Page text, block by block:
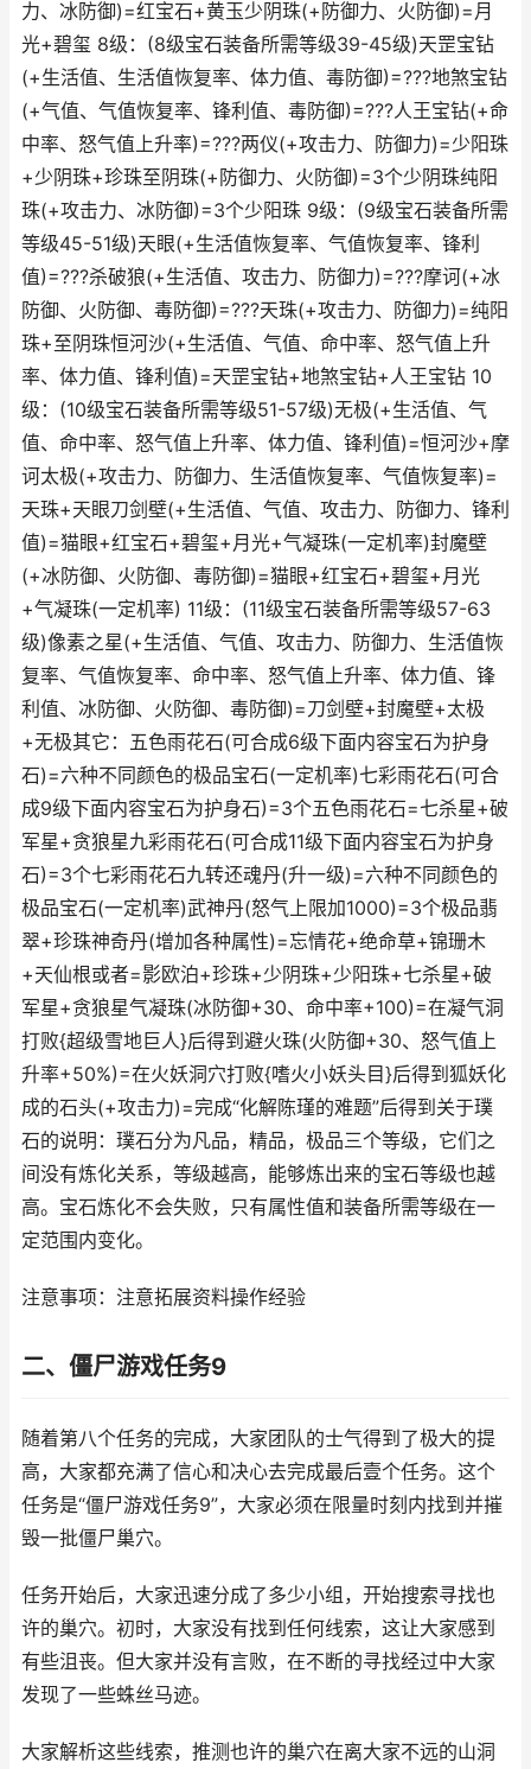
力、冰防御)=红宝石+黄玉少阴珠(+防御力、火防御)=月
光+碧玺 8级：(8级宝石装备所需等级39-45级)天罡宝钻
(+生活值、生活值恢复率、体力值、毒防御)=???地煞宝钻
(+气值、气值恢复率、锋利值、毒防御)=???人王宝钻(+命
中率、怒气值上升率)=???两仪(+攻击力、防御力)=少阳珠
+少阴珠+珍珠至阴珠(+防御力、火防御)=3个少阴珠纯阳
珠(+攻击力、冰防御)=3个少阳珠 9级：(9级宝石装备所需
等级45-51级)天眼(+生活值恢复率、气值恢复率、锋利
值)=???杀破狼(+生活值、攻击力、防御力)=???摩诃(+冰
防御、火防御、毒防御)=???天珠(+攻击力、防御力)=纯阳
珠+至阴珠恒河沙(+生活值、气值、命中率、怒气值上升
率、体力值、锋利值)=天罡宝钻+地煞宝钻+人王宝钻 10
级：(10级宝石装备所需等级51-57级)无极(+生活值、气
值、命中率、怒气值上升率、体力值、锋利值)=恒河沙+摩
诃太极(+攻击力、防御力、生活值恢复率、气值恢复率)=
天珠+天眼刀剑壁(+生活值、气值、攻击力、防御力、锋利
值)=猫眼+红宝石+碧玺+月光+气凝珠(一定机率)封魔壁
(+冰防御、火防御、毒防御)=猫眼+红宝石+碧玺+月光
+气凝珠(一定机率) 11级：(11级宝石装备所需等级57-63
级)像素之星(+生活值、气值、攻击力、防御力、生活值恢
复率、气值恢复率、命中率、怒气值上升率、体力值、锋
利值、冰防御、火防御、毒防御)=刀剑壁+封魔壁+太极
+无极其它：五色雨花石(可合成6级下面内容宝石为护身
石)=六种不同颜色的极品宝石(一定机率)七彩雨花石(可合
成9级下面内容宝石为护身石)=3个五色雨花石=七杀星+破
军星+贪狼星九彩雨花石(可合成11级下面内容宝石为护身
石)=3个七彩雨花石九转还魂丹(升一级)=六种不同颜色的
极品宝石(一定机率)武神丹(怒气上限加1000)=3个极品翡
翠+珍珠神奇丹(增加各种属性)=忘情花+绝命草+锦珊木
+天仙根或者=影欧泊+珍珠+少阴珠+少阳珠+七杀星+破
军星+贪狼星气凝珠(冰防御+30、命中率+100)=在凝气洞
打败{超级雪地巨人}后得到避火珠(火防御+30、怒气值上
升率+50%)=在火妖洞穴打败{嗜火小妖头目}后得到狐妖化
成的石头(+攻击力)=完成“化解陈瑾的难题”后得到关于璞
石的说明：璞石分为凡品，精品，极品三个等级，它们之
间没有炼化关系，等级越高，能够炼出来的宝石等级也越
高。宝石炼化不会失败，只有属性值和装备所需等级在一
定范围内变化。
注意事项：注意拓展资料操作经验
二、僵尸游戏任务9
随着第八个任务的完成，大家团队的士气得到了极大的提
高，大家都充满了信心和决心去完成最后壹个任务。这个
任务是“僵尸游戏任务9”，大家必须在限量时刻内找到并摧
毁一批僵尸巢穴。
任务开始后，大家迅速分成了多少小组，开始搜索寻找也
许的巢穴。初时，大家没有找到任何线索，这让大家感到
有些沮丧。但大家并没有言败，在不断的寻找经过中大家
发现了一些蛛丝马迹。
大家解析这些线索，推测也许的巢穴在离大家不远的山洞